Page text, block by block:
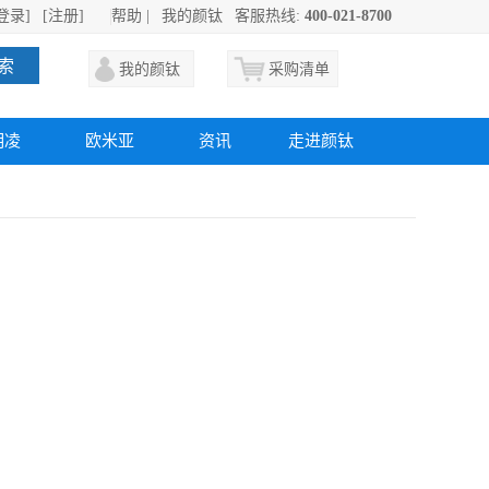
录] [注册] 帮助 我的颜钛 客服热线: 400-021-8700
我的颜钛 采购清单
凌 欧米亚 资讯 走进颜钛